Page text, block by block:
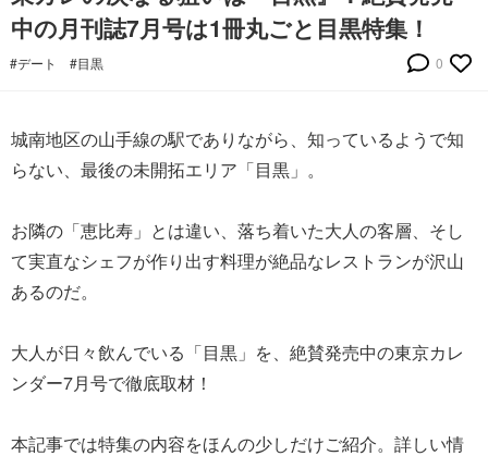
中の月刊誌7月号は1冊丸ごと目黒特集！
#デート #目黒 0
城南地区の山手線の駅でありながら、知っているようで知
らない、最後の未開拓エリア「目黒」。
お隣の「恵比寿」とは違い、落ち着いた大人の客層、そし
て実直なシェフが作り出す料理が絶品なレストランが沢山
あるのだ。
大人が日々飲んでいる「目黒」を、絶賛発売中の東京カレ
ンダー7月号で徹底取材！
本記事では特集の内容をほんの少しだけご紹介。詳しい情